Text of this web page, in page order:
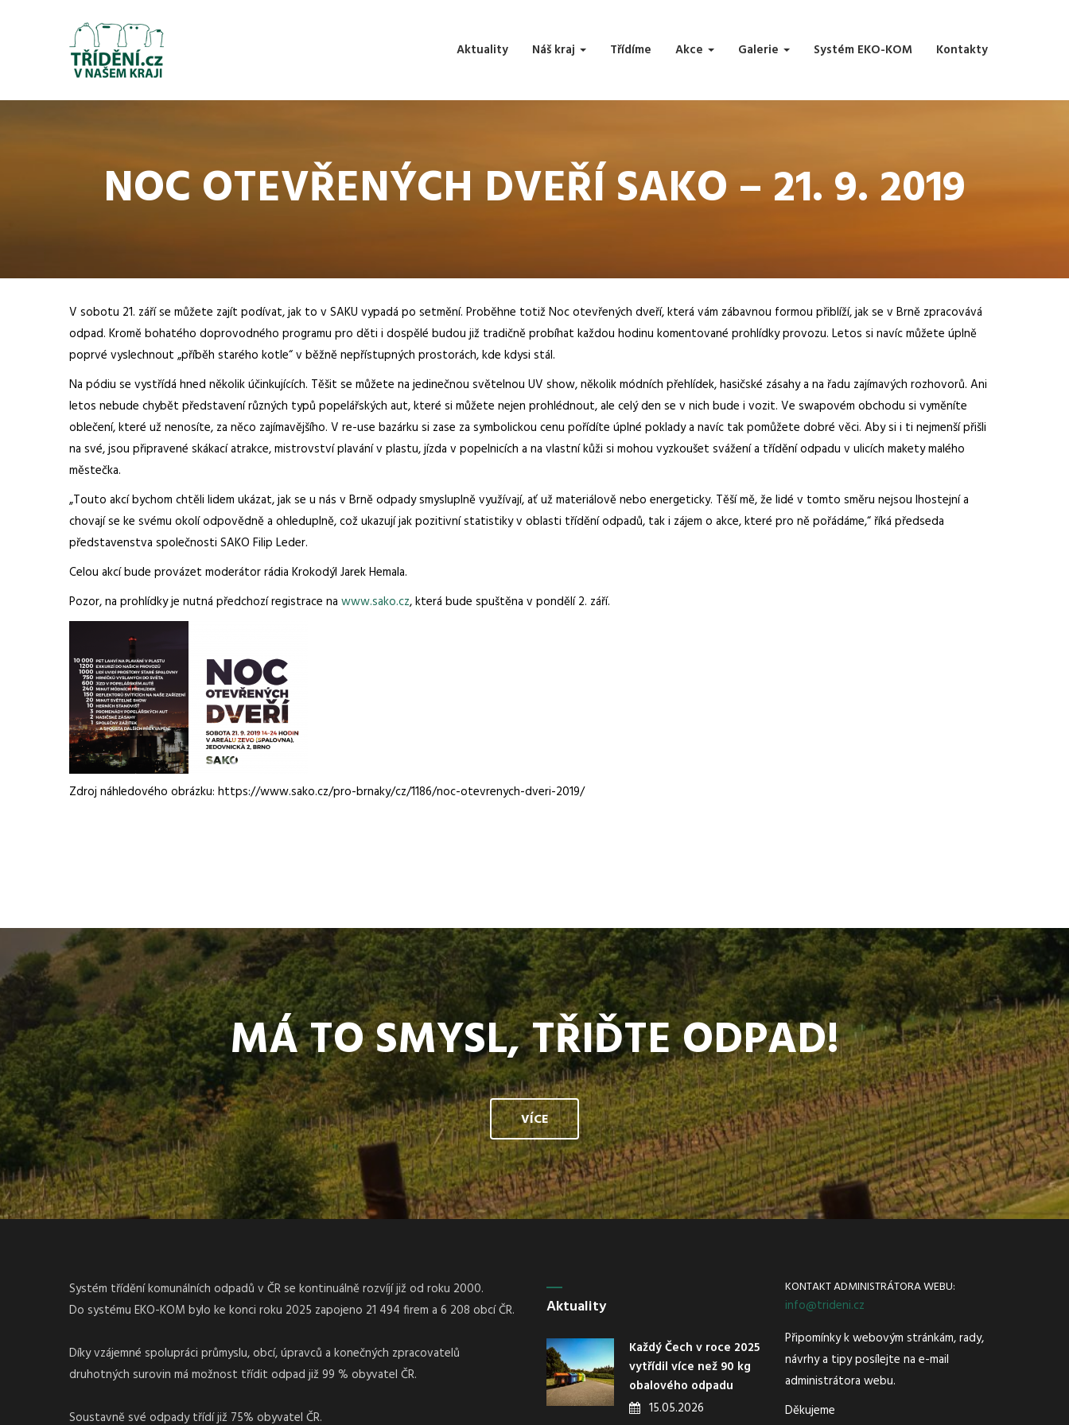
Aktuality Náš kraj Třídíme Akce Galerie Systém EKO-KOM Kontakty
NOC OTEVŘENÝCH DVEŘÍ SAKO – 21. 9. 2019
V sobotu 21. září se můžete zajít podívat, jak to v SAKU vypadá po setmění. Proběhne totiž Noc otevřených dveří, která vám zábavnou formou přiblíží, jak se v Brně zpracovává
odpad. Kromě bohatého doprovodného programu pro děti i dospělé budou již tradičně probíhat každou hodinu komentované prohlídky provozu. Letos si navíc můžete úplně
poprvé vyslechnout „příběh starého kotle“ v běžně nepřístupných prostorách, kde kdysi stál.
Na pódiu se vystřídá hned několik účinkujících. Těšit se můžete na jedinečnou světelnou UV show, několik módních přehlídek, hasičské zásahy a na řadu zajímavých rozhovorů. Ani
letos nebude chybět představení různých typů popelářských aut, které si můžete nejen prohlédnout, ale celý den se v nich bude i vozit. Ve swapovém obchodu si vyměníte
oblečení, které už nenosíte, za něco zajímavějšího. V re-use bazárku si zase za symbolickou cenu pořídíte úplné poklady a navíc tak pomůžete dobré věci. Aby si i ti nejmenší přišli
na své, jsou připravené skákací atrakce, mistrovství plavání v plastu, jízda v popelnicích a na vlastní kůži si mohou vyzkoušet svážení a třídění odpadu v ulicích makety malého
městečka.
„Touto akcí bychom chtěli lidem ukázat, jak se u nás v Brně odpady smysluplně využívají, ať už materiálově nebo energeticky. Těší mě, že lidé v tomto směru nejsou lhostejní a
chovají se ke svému okolí odpovědně a ohleduplně, což ukazují jak pozitivní statistiky v oblasti třídění odpadů, tak i zájem o akce, které pro ně pořádáme,“ říká předseda
představenstva společnosti SAKO Filip Leder.
Celou akcí bude provázet moderátor rádia Krokodýl Jarek Hemala.
Pozor, na prohlídky je nutná předchozí registrace na www.sako.cz, která bude spuštěna v pondělí 2. září.
Zdroj náhledového obrázku: https://www.sako.cz/pro-brnaky/cz/1186/noc-otevrenych-dveri-2019/
MÁ TO SMYSL, TŘIĎTE ODPAD!
VÍCE
Systém třídění komunálních odpadů v ČR se kontinuálně rozvíjí již od roku 2000.
Do systému EKO-KOM bylo ke konci roku 2025 zapojeno 21 494 firem a 6 208 obcí ČR.
Díky vzájemné spolupráci průmyslu, obcí, úpravců a konečných zpracovatelů
druhotných surovin má možnost třídit odpad již 99 % obyvatel ČR.
Soustavně své odpady třídí již 75% obyvatel ČR.
Aktuality
Každý Čech v roce 2025
vytřídil více než 90 kg
obalového odpadu
15.05.2026
KONTAKT ADMINISTRÁTORA WEBU:
info@trideni.cz
Připomínky k webovým stránkám, rady,
návrhy a tipy posílejte na e-mail
administrátora webu.
Děkujeme